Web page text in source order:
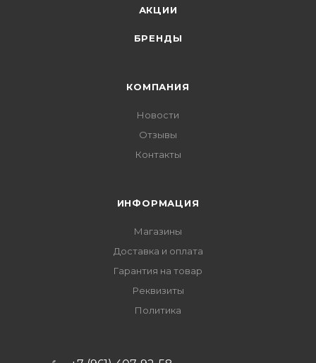
АКЦИИ
БРЕНДЫ
КОМПАНИЯ
Новости
Отзывы
Контакты
ИНФОРМАЦИЯ
Магазины
Доставка и оплата
Гарантия на товар
Реквизиты
Политика